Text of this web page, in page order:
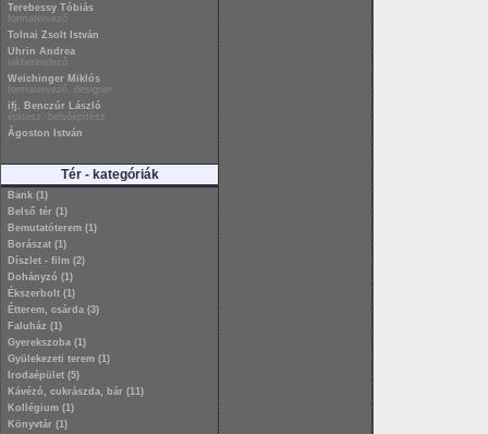
Terebessy Tóbiás
formatervező
Tolnai Zsolt István
Uhrin Andrea
lakberendező
Weichinger Miklós
formatervező, designer
ifj. Benczúr László
építész, belsőépítész
Ágoston István
Tér - kategóriák
Bank (1)
Belső tér (1)
Bemutatóterem (1)
Borászat (1)
Díszlet - film (2)
Dohányzó (1)
Ékszerbolt (1)
Étterem, csárda (3)
Faluház (1)
Gyerekszoba (1)
Gyülekezeti terem (1)
Irodaépület (5)
Kávézó, cukrászda, bár (11)
Kollégium (1)
Könyvtár (1)